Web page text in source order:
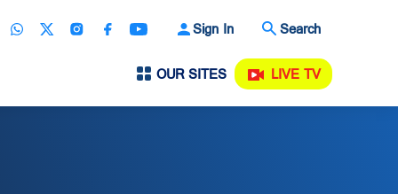
Sign In Search
OUR SITES LIVE TV